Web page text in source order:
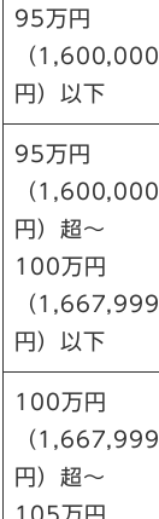
95万円
（1,600,000
円）以下
95万円
（1,600,000
円）超～
100万円
（1,667,999
円）以下
100万円
（1,667,999
円）超～
105万円